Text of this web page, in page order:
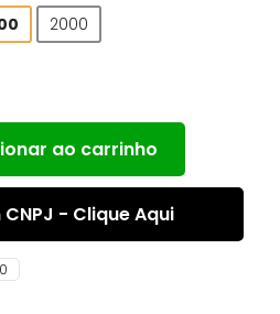
2000
ao carrinho
- Clique Aqui